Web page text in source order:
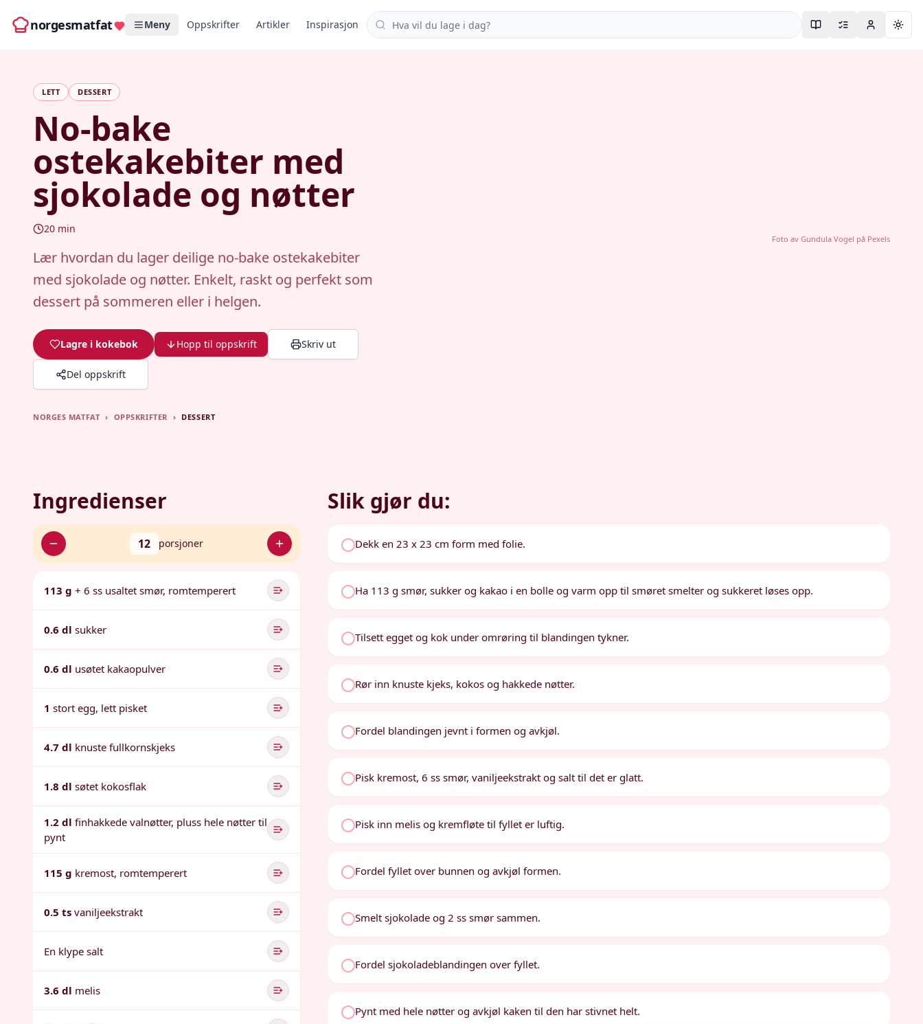
norgesmatfat Meny Oppskrifter Artikler Inspirasjon Søk i oppskrifter
LETT DESSERT
No-bake
ostekakebiter med
sjokolade og nøtter
20 min
Lær hvordan du lager deilige no-bake ostekakebiter
med sjokolade og nøtter. Enkelt, raskt og perfekt som
dessert på sommeren eller i helgen.
Lagre i kokebok Hopp til oppskrift Skriv ut
Del oppskrift
Foto av Gundula Vogel på Pexels
NORGES MATFAT › OPPSKRIFTER › DESSERT
Ingredienser
12 porsjoner
113 g + 6 ss usaltet smør, romtemperert
0.6 dl sukker
0.6 dl usøtet kakaopulver
1 stort egg, lett pisket
4.7 dl knuste fullkornskjeks
1.8 dl søtet kokosflak
1.2 dl finhakkede valnøtter, pluss hele nøtter til
pynt
115 g kremost, romtemperert
0.5 ts vaniljeekstrakt
En klype salt
3.6 dl melis
Slik gjør du:
Dekk en 23 x 23 cm form med folie.
Ha 113 g smør, sukker og kakao i en bolle og varm opp til smøret smelter og sukkeret løses opp.
Tilsett egget og kok under omrøring til blandingen tykner.
Rør inn knuste kjeks, kokos og hakkede nøtter.
Fordel blandingen jevnt i formen og avkjøl.
Pisk kremost, 6 ss smør, vaniljeekstrakt og salt til det er glatt.
Pisk inn melis og kremfløte til fyllet er luftig.
Fordel fyllet over bunnen og avkjøl formen.
Smelt sjokolade og 2 ss smør sammen.
Fordel sjokoladeblandingen over fyllet.
Pynt med hele nøtter og avkjøl kaken til den har stivnet helt.